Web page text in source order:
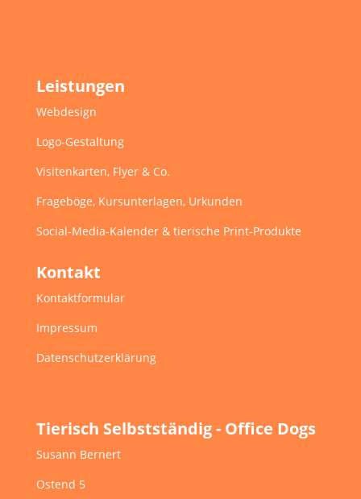
Leistungen
Webdesign
Logo-Gestaltung
Visitenkarten, Flyer & Co.
Frageböge, Kursunterlagen, Urkunden
Social-Media-Kalender & tierische Print-Produkte
Kontakt
Kontaktformular
Impressum
Datenschutzerklärung
Tierisch Selbstständig - Office Dogs
Susann Bernert
Ostend 5